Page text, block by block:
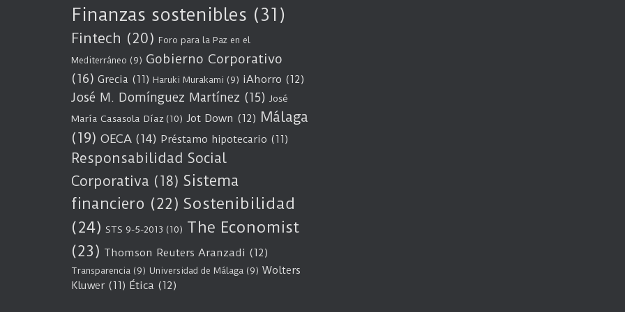
Finanzas sostenibles (31)
Fintech (20) Foro para la Paz en el
Mediterráneo (9) Gobierno Corporativo
(16) Grecia (11) Haruki Murakami (9) iAhorro (12)
José M. Domínguez Martínez (15) José
María Casasola Díaz (10) Jot Down (12) Málaga
(19) OECA (14) Préstamo hipotecario (11)
Responsabilidad Social
Corporativa (18) Sistema
financiero (22) Sostenibilidad
(24) STS 9-5-2013 (10) The Economist
(23) Thomson Reuters Aranzadi (12)
Transparencia (9) Universidad de Málaga (9) Wolters
Kluwer (11) Ética (12)